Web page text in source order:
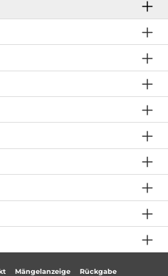
Mängelanzeige Rückgabe